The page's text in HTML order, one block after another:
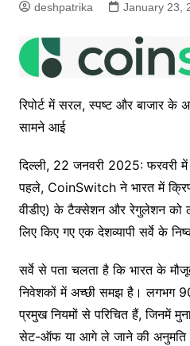
deshpatrika January 23,
रिपोर्ट में सरल, स्पष्ट और बाजार के
सामने आई
दिल्ली, 22 जनवरी 2025: फरवरी
पहले, CoinSwitch ने भारत में
वीडीए) के टैक्सेशन और रेगुलेशन को
लिए किए गए एक देशव्यापी सर्वे के
सर्वे से पता चलता है कि भारत के
निवेशकों में अच्छी समझ है। लगभग
प्रमुख नियमों से परिचित हैं, जिनमें
सेट-ऑफ या आगे ले जाने की अनुमति